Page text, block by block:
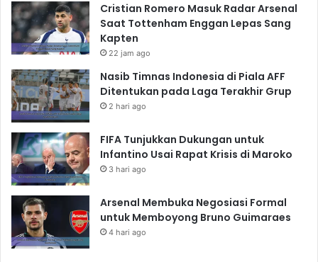
Cristian Romero Masuk Radar Arsenal
Saat Tottenham Enggan Lepas Sang
Kapten
22 jam ago
Nasib Timnas Indonesia di Piala AFF
Ditentukan pada Laga Terakhir Grup
2 hari ago
FIFA Tunjukkan Dukungan untuk
Infantino Usai Rapat Krisis di Maroko
3 hari ago
Arsenal Membuka Negosiasi Formal
untuk Memboyong Bruno Guimaraes
4 hari ago